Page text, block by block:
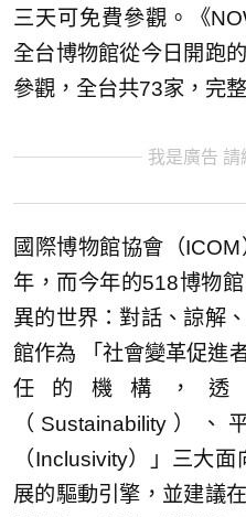
三天可免費參觀。《
全台博物館從今日開跑
參觀，全台共73家，完
我是廣告 請
國際博物館協會（
年，而今年的518博物
異的世界：對話、諒解
館作為 「社會變革促進
任的機構，透
（Sustainability）
（Inclusivity）」三大
展的驅動引擎，並建議